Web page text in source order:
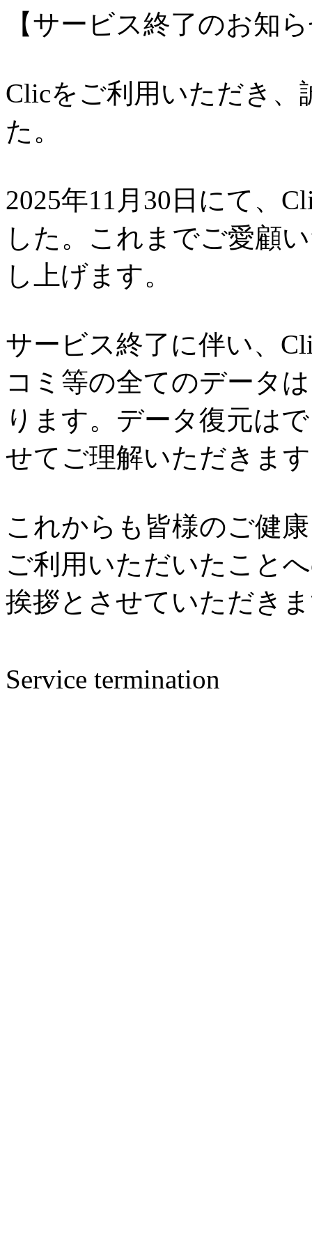
【サービス終了のお知
Clicをご利用いただき
た。
2025年11月30日にて、
した。これまでご愛顧
し上げます。
サービス終了に伴い、
コミ等の全てのデータ
ります。データ復元は
せてご理解いただきま
これからも皆様のご健
ご利用いただいたこと
挨拶とさせていただき
Service termination